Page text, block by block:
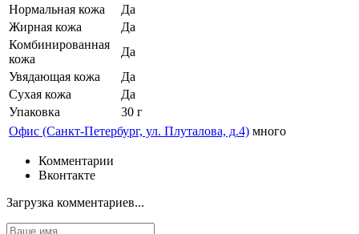
Нормальная кожа
Да
Жирная кожа
Да
Комбинированная
кожа
Да
Увядающая кожа
Да
Сухая кожа
Да
Упаковка
30 г
Офис (Санкт-Петербург, ул. Плуталова, д.4) много
Комментарии
Вконтакте
Загрузка комментариев...